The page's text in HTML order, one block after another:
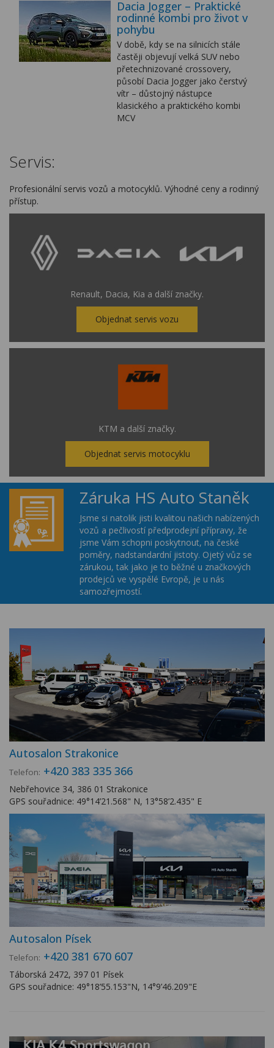
Dacia Jogger – Praktické
rodinné kombi pro život v
pohybu
V době, kdy se na silnicích stále
častěji objevují velká SUV nebo
přetechnizované crossovery,
působí Dacia Jogger jako čerstvý
vítr – důstojný nástupce
klasického a praktického kombi
MCV
Servis:
Profesionální servis vozů a motocyklů. Výhodné ceny a rodinný
přístup.
Renault, Dacia, Kia a další značky.
Objednat servis vozu
KTM a další značky.
Objednat servis motocyklu
Záruka HS Auto Staněk
Jsme si natolik jisti kvalitou našich nabízených
vozů a pečlivostí předprodejní přípravy, že
jsme Vám schopni poskytnout, na české
poměry, nadstandardní jistoty. Ojetý vůz se
zárukou, tak jako je to běžné u značkových
prodejců ve vyspělé Evropě, je u nás
samozřejmostí.
Autosalon Strakonice
Telefon: +420 383 335 366
Nebřehovice 34, 386 01 Strakonice
GPS souřadnice: 49°14’21.568" N, 13°58’2.435" E
Autosalon Písek
Telefon: +420 381 670 607
Táborská 2472, 397 01 Písek
GPS souřadnice: 49°18’55.153"N, 14°9’46.209"E